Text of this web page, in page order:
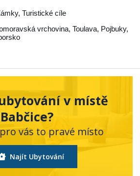
Turistické cíle
vrchovina, Toulava, Pojbuky,
v místě
Babčice?
vás to pravé místo
Najít Ubytování